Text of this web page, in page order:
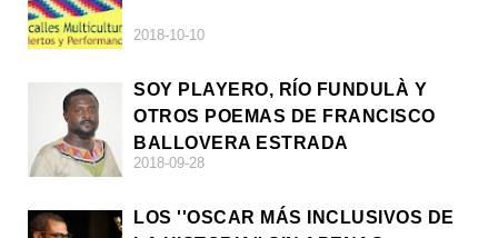
2018-10-10
SOY PLAYERO, RÍO FUNDULÀ Y
OTROS POEMAS DE FRANCISCO
BALLOVERA ESTRADA
2018-09-28
LOS ''OSCAR MÁS INCLUSIVOS DE